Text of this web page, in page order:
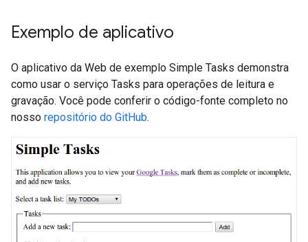
Exemplo de aplicativo
O aplicativo da Web de exemplo Simple Tasks demonstra
como usar o serviço Tasks para operações de leitura e
gravação. Você pode conferir o código-fonte completo no
nosso repositório do GitHub.